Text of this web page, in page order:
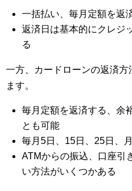
一括払い、毎月定額を返
返済日は基本的にクレジ
る
一方、カードローンの返済方
ます。
毎月定額を返済する、余
とも可能
毎月5日、15日、25日、
ATMからの振込、口座引
い方法がいくつかある